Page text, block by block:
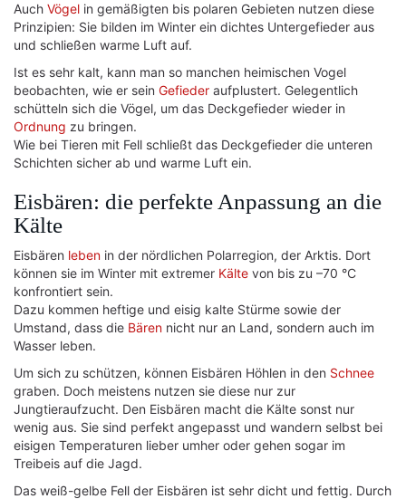
Auch Vögel in gemäßigten bis polaren Gebieten nutzen diese
Prinzipien: Sie bilden im Winter ein dichtes Untergefieder aus
und schließen warme Luft auf.
Ist es sehr kalt, kann man so manchen heimischen Vogel
beobachten, wie er sein Gefieder aufplustert. Gelegentlich
schütteln sich die Vögel, um das Deckgefieder wieder in
Ordnung zu bringen.
Wie bei Tieren mit Fell schließt das Deckgefieder die unteren
Schichten sicher ab und warme Luft ein.
Eisbären: die perfekte Anpassung an die
Kälte
Eisbären leben in der nördlichen Polarregion, der Arktis. Dort
können sie im Winter mit extremer Kälte von bis zu –70 °C
konfrontiert sein.
Dazu kommen heftige und eisig kalte Stürme sowie der
Umstand, dass die Bären nicht nur an Land, sondern auch im
Wasser leben.
Um sich zu schützen, können Eisbären Höhlen in den Schnee
graben. Doch meistens nutzen sie diese nur zur
Jungtieraufzucht. Den Eisbären macht die Kälte sonst nur
wenig aus. Sie sind perfekt angepasst und wandern selbst bei
eisigen Temperaturen lieber umher oder gehen sogar im
Treibeis auf die Jagd.
Das weiß-gelbe Fell der Eisbären ist sehr dicht und fettig. Durch